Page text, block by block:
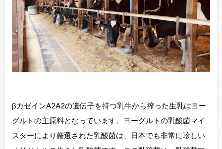
βカゼインA2A2の遺伝子を持つ乳牛から搾った生乳はヨー
グルトの主原料となっています。ヨーグルトの乳酸菌マイ
スターにより厳選された乳酸菌は、日本でも非常に珍しい